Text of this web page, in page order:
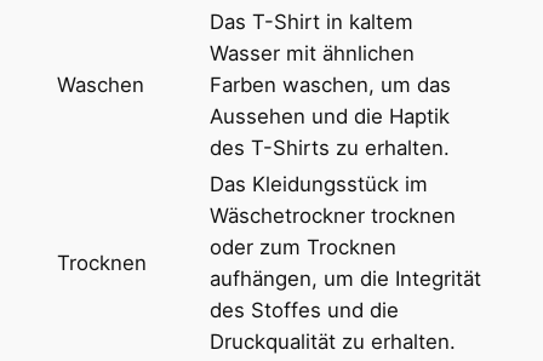
t
x
Waschen
Das T-Shirt in kaltem
Wasser mit ähnlichen
Farben waschen, um das
Aussehen und die Haptik
des T-Shirts zu erhalten.
Trocknen
Das Kleidungsstück im
Wäschetrockner trocknen
oder zum Trocknen
aufhängen, um die Integrität
des Stoffes und die
Druckqualität zu erhalten.